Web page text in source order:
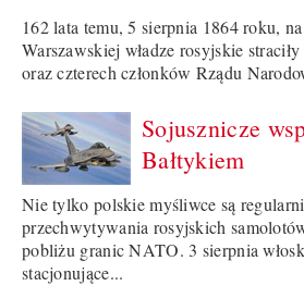
162 lata temu, 5 sierpnia 1864 roku,
Warszawskiej władze rosyjskie
oraz czterech członków Rządu
Sojusznicze
Bałtykiem
Nie tylko polskie myśliwce są
przechwytywania rosyjskich
pobliżu granic NATO. 3 sierpnia
stacjonujące...